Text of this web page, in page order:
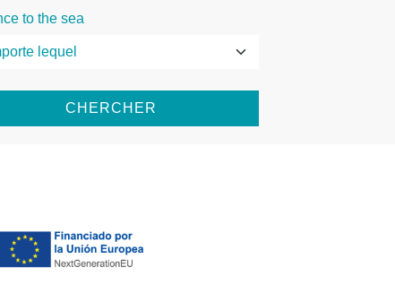
to the sea
CHERCHER